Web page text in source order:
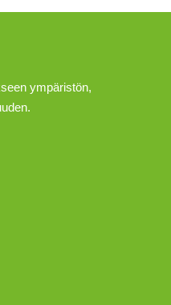
ympäristön,